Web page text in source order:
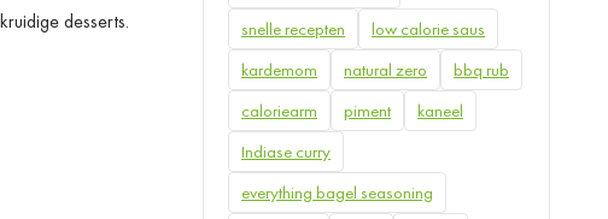
desserts.
snelle recepten
low calorie saus
kardemom
natural zero
bbq rub
caloriearm
piment
kaneel
Indiase curry
everything bagel seasoning